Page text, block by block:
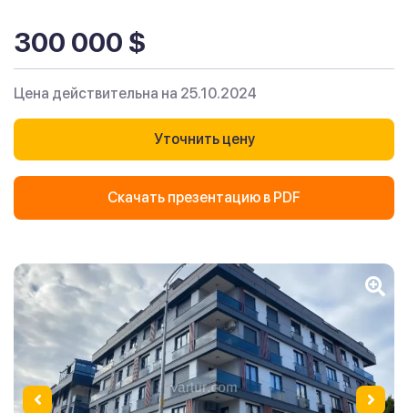
300 000 $
Цена действительна на 25.10.2024
Уточнить цену
Скачать презентацию в PDF